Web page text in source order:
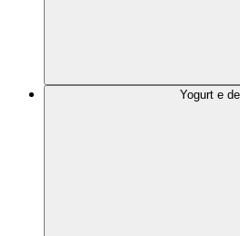
Yogurt e